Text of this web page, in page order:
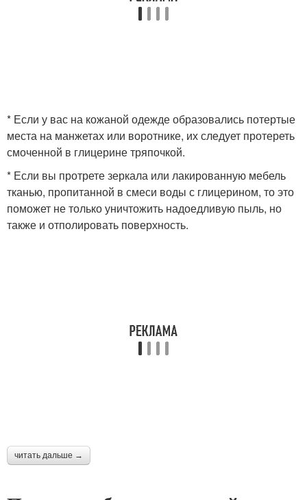
* Если у вас на кожаной одежде образовались потертые
места на манжетах или воротнике, их следует протереть
смоченной в глицерине тряпочкой.
* Если вы протрете зеркала или лакированную мебель
тканью, пропитанной в смеси воды с глицерином, то это
поможет не только уничтожить надоедливую пыль, но
также и отполировать поверхность.
читать дальше →